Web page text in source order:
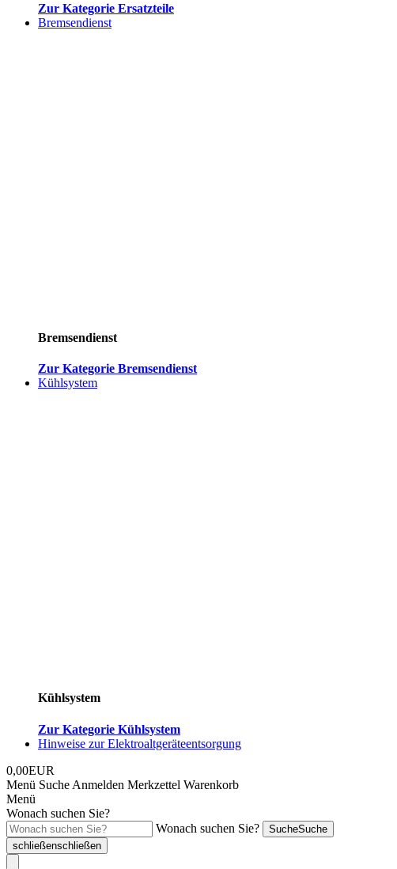
Zur Kategorie Ersatzteile
Bremsendienst
Bremsendienst
Zur Kategorie Bremsendienst
Kühlsystem
Kühlsystem
Zur Kategorie Kühlsystem
Hinweise zur Elektroaltgeräteentsorgung
0,00EUR
Menü Suche Anmelden Merkzettel Warenkorb
Menü
Wonach suchen Sie?
Wonach suchen Sie?
SucheSuche
schließenschließen